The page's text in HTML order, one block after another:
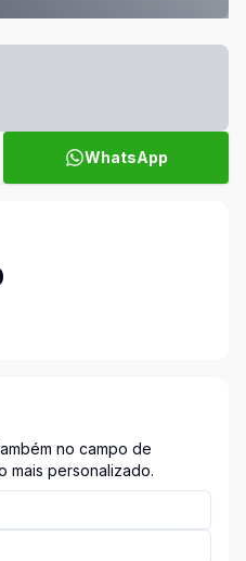
WhatsApp
no campo de
mais personalizado.